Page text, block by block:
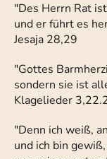
"Des Herrn Rat
und er führt es
Jesaja 28,29
"Gottes
sondern sie ist
Klagelieder
"Denn ich weiß,
und ich bin